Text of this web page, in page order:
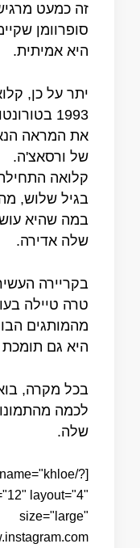
זה כמעט
סופרוומן
היא אמיתית.
1993
את המראה
של ורסאצ'ה.
קלואה
בגיל שלוש,
במה שהיא
שלה אדירה.
בקריירה
טרה טיילה
מהמותגים
היא גם תומכת
בכל מקרה,
לכמה
שלה.
?
layout="4"
size="large"
"]